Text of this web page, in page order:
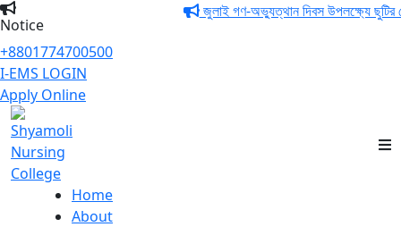
Notice
জুলাই গণ-অভ্যুত্থান দিবস উপলক্ষ্যে ছুটির
+8801774700500
I-EMS LOGIN
Apply Online
Home
About